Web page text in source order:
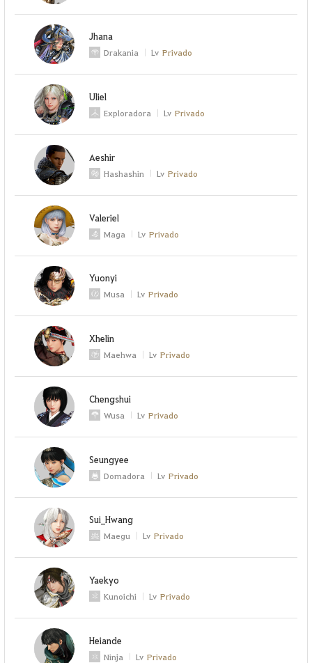
Jhana
Drakania Lv Privado
Uliel
Exploradora Lv Privado
Aeshir
Hashashin Lv Privado
Valeriel
Maga Lv Privado
Yuonyi
Musa Lv Privado
Xhelin
Maehwa Lv Privado
Chengshui
Wusa Lv Privado
Seungyee
Domadora Lv Privado
Sui_Hwang
Maegu Lv Privado
Yaekyo
Kunoichi Lv Privado
Heiande
Ninja Lv Privado